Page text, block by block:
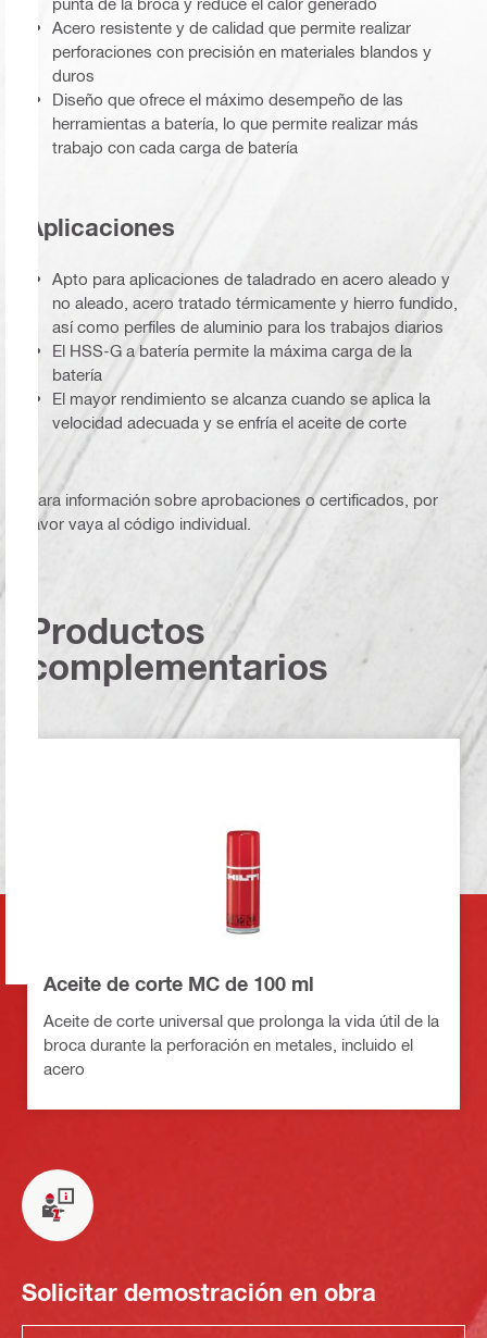
Acero resistente y de calidad que permite realizar
perforaciones con precisión en materiales blandos y
duros
Diseño que ofrece el máximo desempeño de las
herramientas a batería, lo que permite realizar más
trabajo con cada carga de batería
Aplicaciones
Apto para aplicaciones de taladrado en acero aleado y
no aleado, acero tratado térmicamente y hierro fundido,
así como perfiles de aluminio para los trabajos diarios
El HSS-G a batería permite la máxima carga de la
batería
El mayor rendimiento se alcanza cuando se aplica la
velocidad adecuada y se enfría el aceite de corte
Para información sobre aprobaciones o certificados, por
favor vaya al código individual.
Productos
complementarios
Aceite de corte MC de 100 ml
Aceite de corte universal que prolonga la vida útil de la
broca durante la perforación en metales, incluido el
acero
Solicitar demostración en obra